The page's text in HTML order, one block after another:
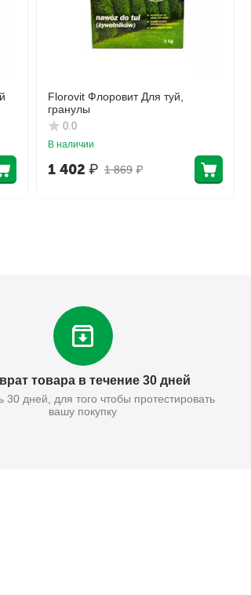
Florovit Флоровит Для туй,
гранулы
0.0
В наличии
1 869 ₽
1 402 ₽
товара в течение 30 дней
30 дней, для того чтобы протестировать
вашу покупку